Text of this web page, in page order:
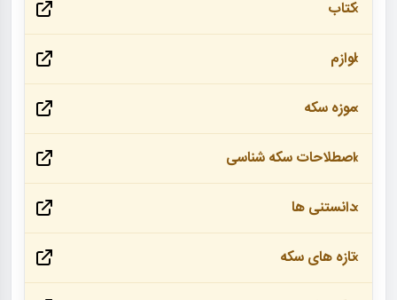
کتاب
لوازم
موزه سکه
اصطلاحات سکه شناسی
دانستنی ها
تازه های سکه